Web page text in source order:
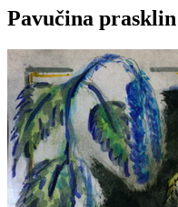
Pavučina prasklin